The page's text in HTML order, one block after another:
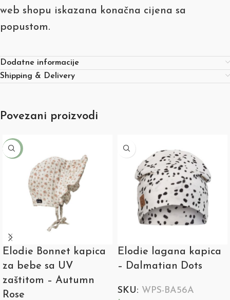
web shopu iskazana konačna cijena sa
popustom.
Dodatne informacije
Shipping & Delivery
Povezani proizvodi
-24%
Elodie Bonnet kapica
za bebe sa UV
zaštitom – Autumn
Rose
Elodie lagana kapica
– Dalmatian Dots
SKU: WPS-BA56A